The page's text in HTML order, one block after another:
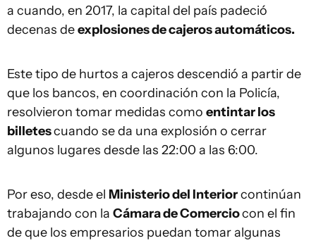
a cuando, en 2017, la capital del país padeció
decenas deexplosiones de cajeros automáticos.
Este tipo de hurtos a cajeros descendió a partir de
que los bancos, en coordinación con la Policía,
resolvieron tomar medidas como entintar los
billetescuando se da una explosión o cerrar
algunos lugares desde las 22:00 a las 6:00.
Por eso, desde el Ministerio del Interiorcontinúan
trabajando con la Cámara de Comerciocon el fin
de que los empresarios puedan tomar algunas